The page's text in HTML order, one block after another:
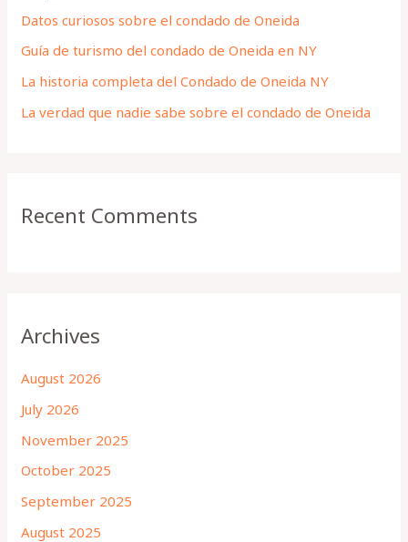
o
r
:
Datos curiosos sobre el condado de Oneida
Guía de turismo del condado de Oneida en NY
La historia completa del Condado de Oneida NY
La verdad que nadie sabe sobre el condado de Oneida
Recent Comments
Archives
August 2026
July 2026
November 2025
October 2025
September 2025
August 2025